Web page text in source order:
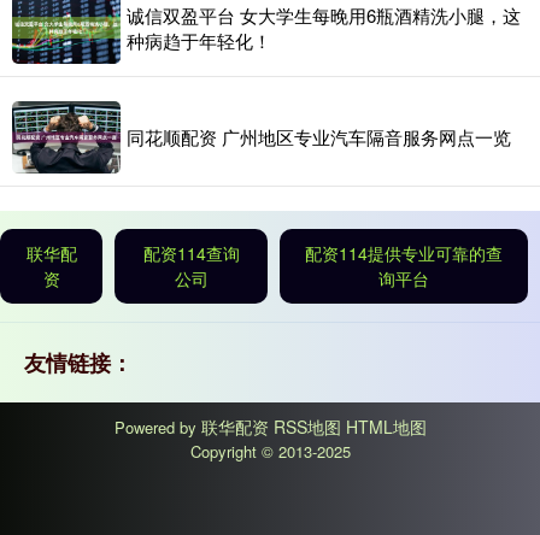
诚信双盈平台 女大学生每晚用6瓶酒精洗小腿，这
种病趋于年轻化！
同花顺配资 广州地区专业汽车隔音服务网点一览
联华配
资
配资114查询
公司
配资114提供专业可靠的查
询平台
友情链接：
Powered by 联华配资 RSS地图 HTML地图
Copyright © 2013-2025